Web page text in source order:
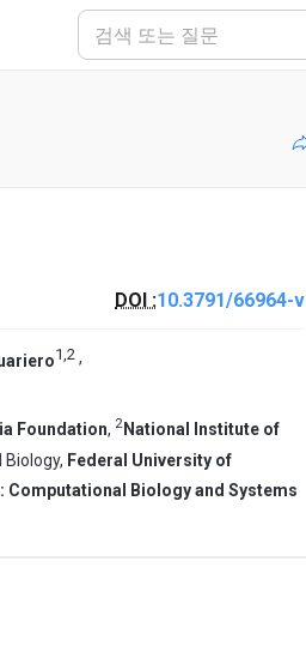
DOI :10.3791/66964-v
1,2 ,
Foundation, 2 National Institute of
Federal University of
Biology and Systems